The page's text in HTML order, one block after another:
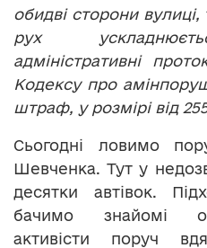
обидві сторони
рух
адміністративні
Кодексу про
штраф, у розмірі від
Сьогодні ловимо
Шевченка. Тут у
десятки автівок.
бачимо знайомі
активісти поруч